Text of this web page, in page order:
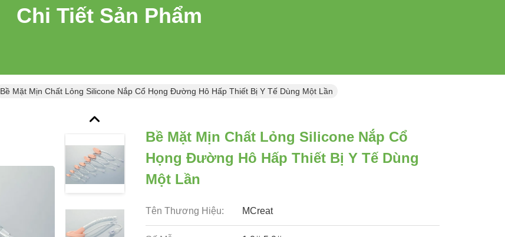
Chi Tiết Sản Phẩm
Bề Mặt Mịn Chất Lỏng Silicone Nắp Cổ Họng Đường Hô Hấp Thiết Bị Y Tế Dùng Một Lần
Bề Mặt Mịn Chất Lỏng Silicone Nắp Cổ
Họng Đường Hô Hấp Thiết Bị Y Tế Dùng
Một Lần
Tên Thương Hiệu: MCreat